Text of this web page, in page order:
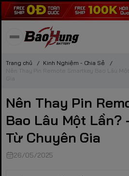
Trang chủ / Kinh Nghiệm - Chia Sẻ
/
Nên Thay Pin Remote Smartkey Bao Lâu
Gia
Nên Thay Pin
Bao Lâu Một Lần?
Từ Chuyên Gia
26/05/2025